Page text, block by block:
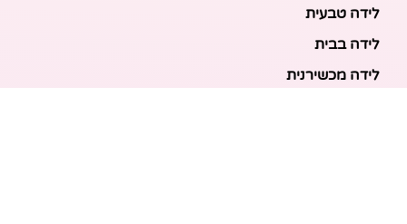
לידה טבעית
לידה בבית
לידה מכשירנית